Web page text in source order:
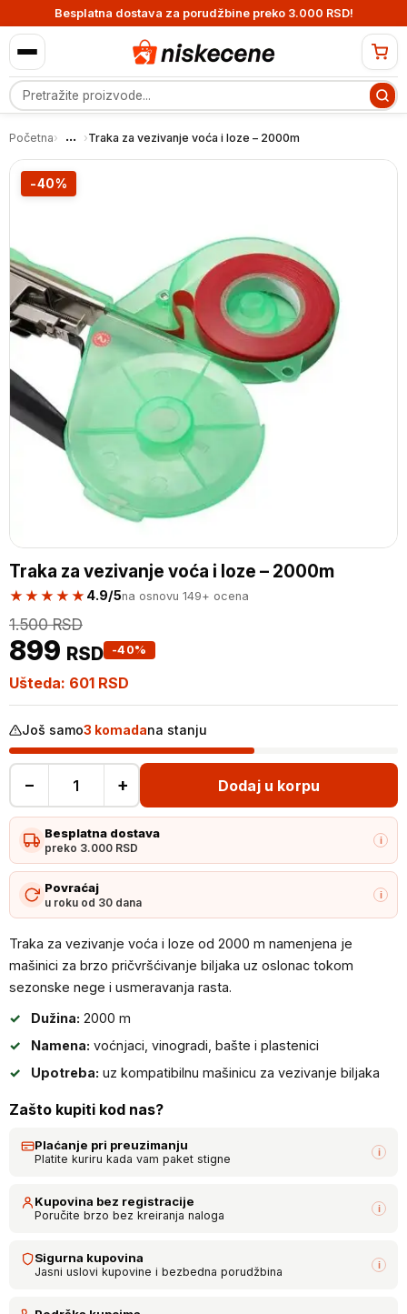
Besplatna dostava za porudžbine preko 3.000 RSD!
Pretraga proizvoda
Početna› ... ›Traka za vezivanje voća i loze – 2000m
-40%
Traka za vezivanje voća i loze – 2000m
★★★★★ 4.9/5na osnovu 149+ ocena
-40%
899 RSD
1.500RSD
Ušteda: 601 RSD
Još samo3 komadana stanju
za
vezivanje
voća
2000m
− + Dodaj u korpu
Besplatna dostava
preko 3.000 RSD
i
Povraćaj
u roku od 30 dana
i
Traka za vezivanje voća i loze od 2000 m namenjena je
mašinici za brzo pričvršćivanje biljaka uz oslonac tokom
sezonske nege i usmeravanja rasta.
Dužina: 2000 m
Namena: voćnjaci, vinogradi, bašte i plastenici
Upotreba: uz kompatibilnu mašinicu za vezivanje biljaka
Zašto kupiti kod nas?
Plaćanje pri preuzimanju
Platite kuriru kada vam paket stigne i
Kupovina bez registracije
Poručite brzo bez kreiranja naloga i
Sigurna kupovina
Jasni uslovi kupovine i bezbedna porudžbina i